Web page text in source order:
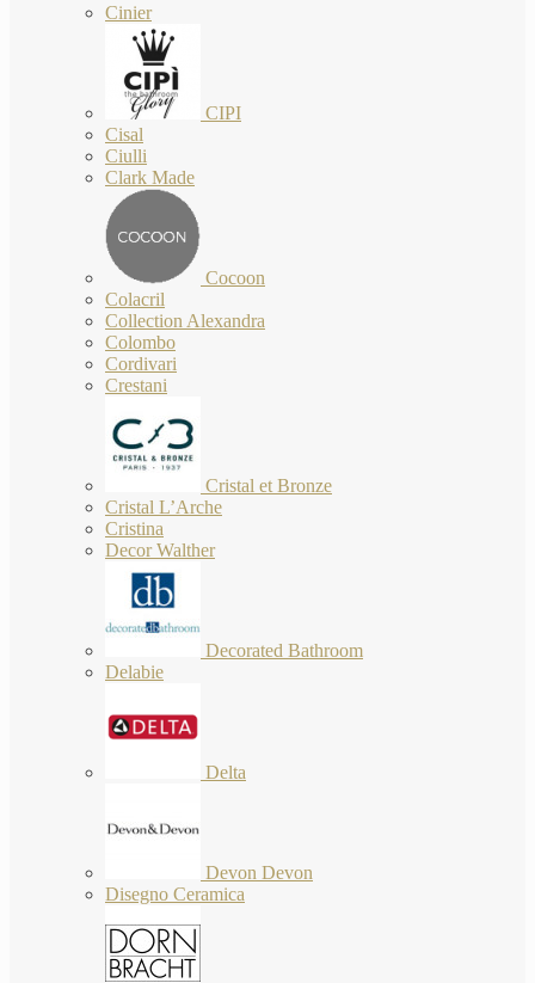
Cinier
CIPI
Cisal
Ciulli
Clark Made
Cocoon
Colacril
Collection Alexandra
Colombo
Cordivari
Crestani
Cristal et Bronze
Cristal L’Arche
Cristina
Decor Walther
Decorated Bathroom
Delabie
Delta
Devon Devon
Disegno Ceramica